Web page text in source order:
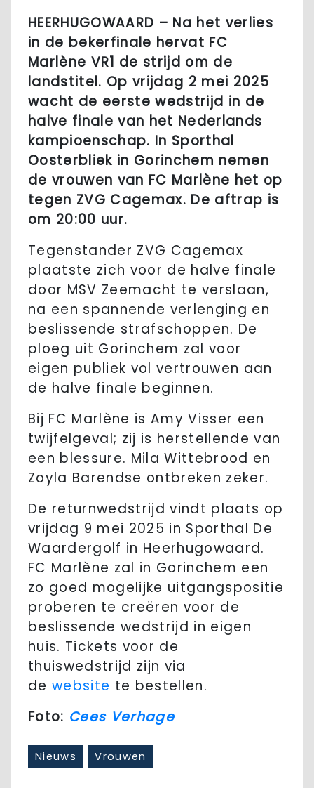
HEERHUGOWAARD – Na het verlies
in de bekerfinale hervat FC
Marlène VR1 de strijd om de
landstitel. Op vrijdag 2 mei 2025
wacht de eerste wedstrijd in de
halve finale van het Nederlands
kampioenschap. In Sporthal
Oosterbliek in Gorinchem nemen
de vrouwen van FC Marlène het op
tegen ZVG Cagemax. De aftrap is
om 20:00 uur.
Tegenstander ZVG Cagemax
plaatste zich voor de halve finale
door MSV Zeemacht te verslaan,
na een spannende verlenging en
beslissende strafschoppen. De
ploeg uit Gorinchem zal voor
eigen publiek vol vertrouwen aan
de halve finale beginnen.
Bij FC Marlène is Amy Visser een
twijfelgeval; zij is herstellende van
een blessure. Mila Wittebrood en
Zoyla Barendse ontbreken zeker.
De returnwedstrijd vindt plaats op
vrijdag 9 mei 2025 in Sporthal De
Waardergolf in Heerhugowaard.
FC Marlène zal in Gorinchem een
zo goed mogelijke uitgangspositie
proberen te creëren voor de
beslissende wedstrijd in eigen
huis. Tickets voor de
thuiswedstrijd zijn via
de website te bestellen.
Foto: Cees Verhage
Nieuws Vrouwen